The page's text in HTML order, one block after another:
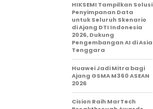
HIKSEMI Tampilkan Solusi
Penyimpanan Data
untuk Seluruh Skenario
di Ajang DTI Indonesia
2026, Dukung
Pengembangan AI di Asia
Tenggara
Huawei Jadi Mitra bagi
Ajang GSMA M360 ASEAN
2026
Cision Raih MarTech